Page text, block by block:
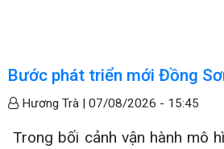
Bước phát triển mới Đồng
Hương Trà | 07/08/2026 - 15:45
Trong bối cảnh vận hành mô